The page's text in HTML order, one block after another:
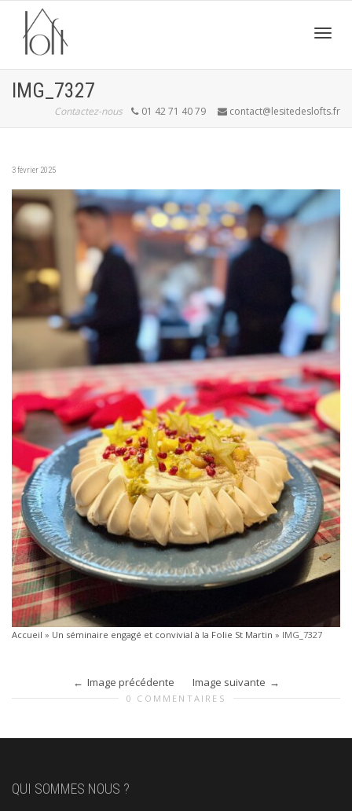
IMG_7327
Contactez-nous 01 42 71 40 79 contact@lesitedeslofts.fr
3 février 2025
Accueil » Un séminaire engagé et convivial à la Folie St Martin » IMG_7327
Image précédente Image suivante
0 COMMENTAIRES
QUI SOMMES NOUS ?